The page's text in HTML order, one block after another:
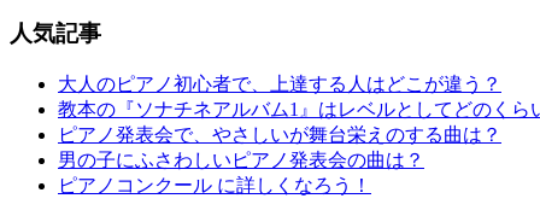
人気記事
大人のピアノ初心者で、上達する人はどこが違う？
教本の『ソナチネアルバム1』はレベルとしてどのくら
ピアノ発表会で、やさしいが舞台栄えのする曲は？
男の子にふさわしいピアノ発表会の曲は？
ピアノコンクール に詳しくなろう！